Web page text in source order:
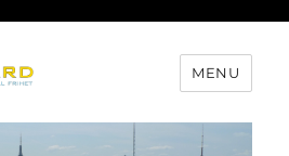
MENU